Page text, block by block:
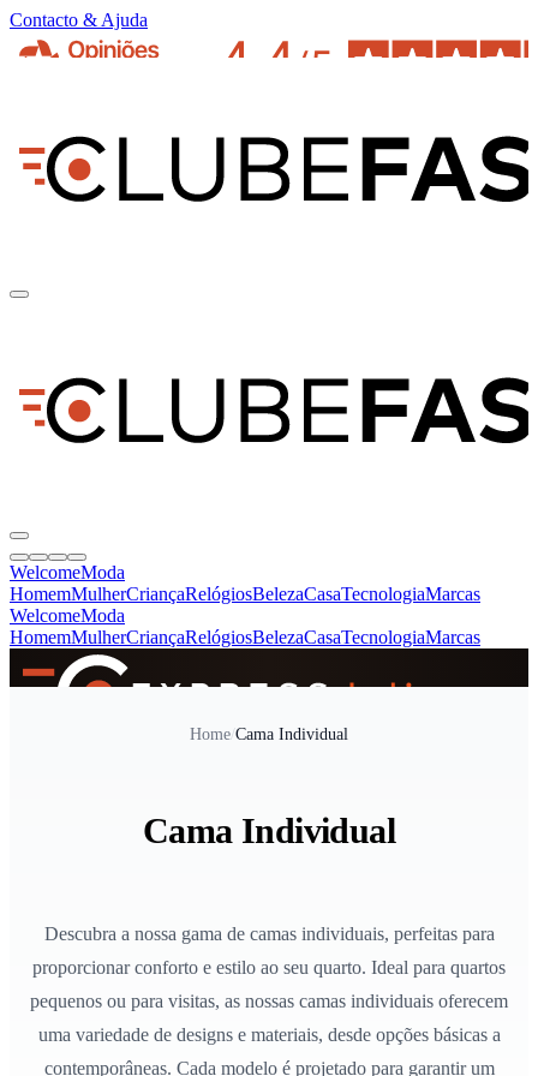
Contacto & Ajuda
WelcomeModa
HomemMulherCriançaRelógiosBelezaCasaTecnologiaMarcas
WelcomeModa
HomemMulherCriançaRelógiosBelezaCasaTecnologiaMarcas
Home/Cama Individual
Cama Individual
Descubra a nossa gama de camas individuais, perfeitas para
proporcionar conforto e estilo ao seu quarto. Ideal para quartos
pequenos ou para visitas, as nossas camas individuais oferecem
uma variedade de designs e materiais, desde opções básicas a
contemporâneas. Cada modelo é projetado para garantir um